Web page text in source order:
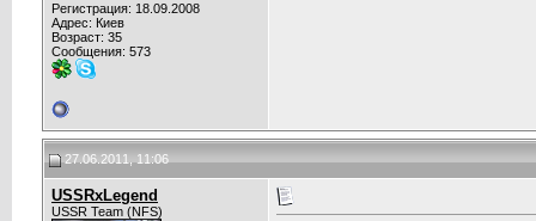
Регистрация: 18.09.2008
Адрес: Киев
Возраст: 35
Сообщения: 573
27.06.2011, 11:06
USSRxLegend
USSR Team (NFS)